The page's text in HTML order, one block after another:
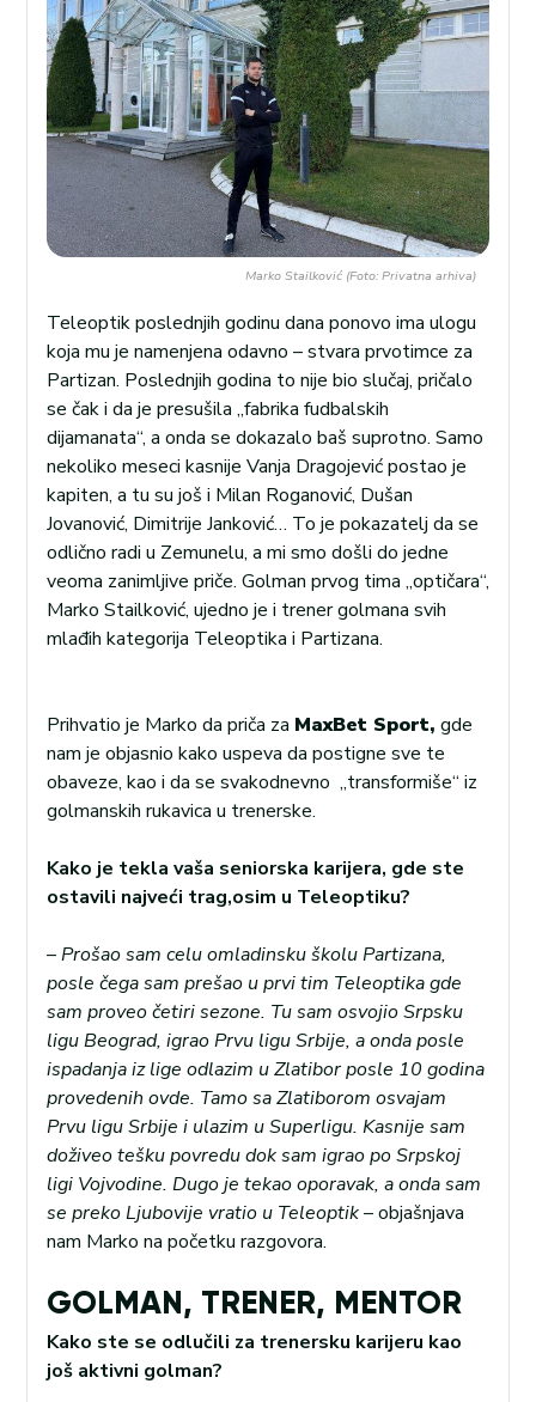
Marko Stailković (Foto: Privatna arhiva)
Teleoptik poslednjih godinu dana ponovo ima ulogu
koja mu je namenjena odavno – stvara prvotimce za
Partizan. Poslednjih godina to nije bio slučaj, pričalo
se čak i da je presušila „fabrika fudbalskih
dijamanata“, a onda se dokazalo baš suprotno. Samo
nekoliko meseci kasnije Vanja Dragojević postao je
kapiten, a tu su još i Milan Roganović, Dušan
Jovanović, Dimitrije Janković… To je pokazatelj da se
odlično radi u Zemunelu, a mi smo došli do jedne
veoma zanimljive priče. Golman prvog tima „optičara“,
Marko Stailković, ujedno je i trener golmana svih
mlađih kategorija Teleoptika i Partizana.
Prihvatio je Marko da priča za MaxBet Sport, gde
nam je objasnio kako uspeva da postigne sve te
obaveze, kao i da se svakodnevno „transformiše“ iz
golmanskih rukavica u trenerske.
Kako je tekla vaša seniorska karijera, gde ste
ostavili najveći trag,osim u Teleoptiku?
–Prošao sam celu omladinsku školu Partizana,
posle čega sam prešao u prvi tim Teleoptika gde
sam proveo četiri sezone. Tu sam osvojio Srpsku
ligu Beograd, igrao Prvu ligu Srbije, a onda posle
ispadanja iz lige odlazim u Zlatibor posle 10 godina
provedenih ovde. Tamo sa Zlatiborom osvajam
Prvu ligu Srbije i ulazim u Superligu. Kasnije sam
doživeo tešku povredu dok sam igrao po Srpskoj
ligi Vojvodine. Dugo je tekao oporavak, a onda sam
se preko Ljubovije vratio u Teleoptik– objašnjava
nam Marko na početku razgovora.
GOLMAN, TRENER, MENTOR
Kako ste se odlučili za trenersku karijeru kao
još aktivni golman?